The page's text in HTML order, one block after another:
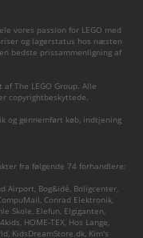
vores passion for LEGO med
og lagerstatus hos næsten
bedste prissammenligning af
The LEGO Group. Alle
copyrightbeskyttede.
og gennemført køb, indtjening
fra følgende 74 forhandlere:
Airport, Bog&idé, Boligcenter,
, Conrad Elektronik,
Skole, Elefun, Elgiganten,
, HOME-TEX, Hos Lange,
, KidsDreamStore.dk, Kim's